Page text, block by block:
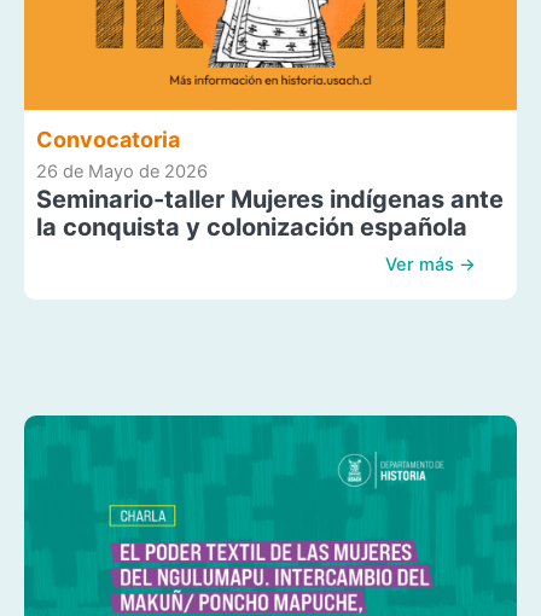
Convocatoria
26 de Mayo de 2026
Seminario-taller Mujeres indígenas ante
la conquista y colonización española
Ver más →